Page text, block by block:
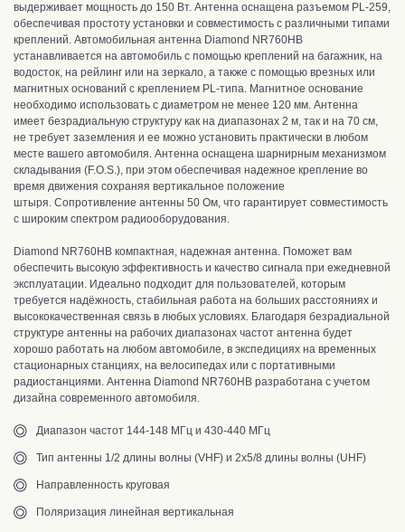
выдерживает мощность до 150 Вт. Антенна оснащена разъемом PL-259,
обеспечивая простоту установки и совместимость с различными типами
креплений. Автомобильная антенна Diamond NR760HB
устанавливается на автомобиль с помощью креплений на багажник, на
водосток, на рейлинг или на зеркало, а также с помощью врезных или
магнитных оснований с креплением PL-типа. Магнитное основание
необходимо использовать с диаметром не менее 120 мм. Антенна
имеет безрадиальную структуру как на диапазонах 2 м, так и на 70 см,
не требует заземления и ее можно установить практически в любом
месте вашего автомобиля. Антенна оснащена шарнирным механизмом
складывания (F.O.S.), при этом обеспечивая надежное крепление во
время движения сохраняя вертикальное положение
штыря. Сопротивление антенны 50 Ом, что гарантирует совместимость
с широким спектром радиооборудования.
Diamond NR760HB компактная, надежная антенна. Поможет вам
обеспечить высокую эффективность и качество сигнала при ежедневной
эксплуатации. Идеально подходит для пользователей, которым
требуется надёжность, стабильная работа на больших расстояниях и
высококачественная связь в любых условиях. Благодаря безрадиальной
структуре антенны на рабочих диапазонах частот антенна будет
хорошо работать на любом автомобиле, в экспедициях на временных
стационарных станциях, на велосипедах или с портативными
радиостанциями. Антенна Diamond NR760HB разработана с учетом
дизайна современного автомобиля.
Диапазон частот 144-148 МГц и 430-440 МГц
Тип антенны 1/2 длины волны (VHF) и 2х5/8 длины волны (UHF)
Направленность круговая
Поляризация линейная вертикальная